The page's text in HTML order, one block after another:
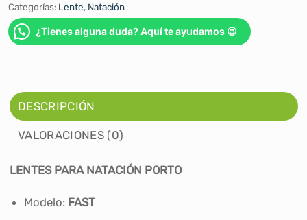
Categorías: Lente, Natación
¿Tienes alguna duda? Aquí te ayudamos 😉
DESCRIPCIÓN
VALORACIONES (0)
LENTES PARA NATACIÓN PORTO
Modelo: FAST